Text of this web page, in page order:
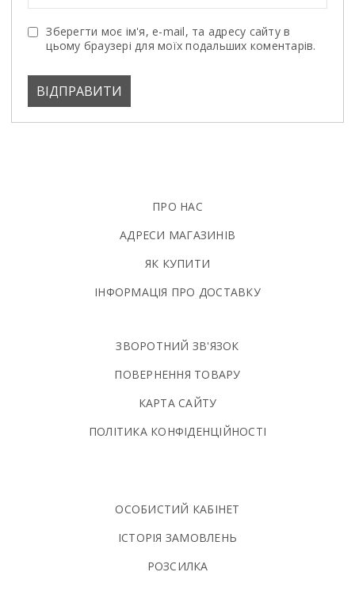
Зберегти моє ім'я, e-mail, та адресу сайту в
цьому браузері для моїх подальших коментарів.
ПРО НАС
АДРЕСИ МАГАЗИНІВ
ЯК КУПИТИ
ІНФОРМАЦІЯ ПРО ДОСТАВКУ
ЗВОРОТНИЙ ЗВ'ЯЗОК
ПОВЕРНЕННЯ ТОВАРУ
КАРТА САЙТУ
ПОЛIТИКА КОНФIДЕНЦIЙНОСТI
ОСОБИСТИЙ КАБІНЕТ
ІСТОРІЯ ЗАМОВЛЕНЬ
РОЗСИЛКА